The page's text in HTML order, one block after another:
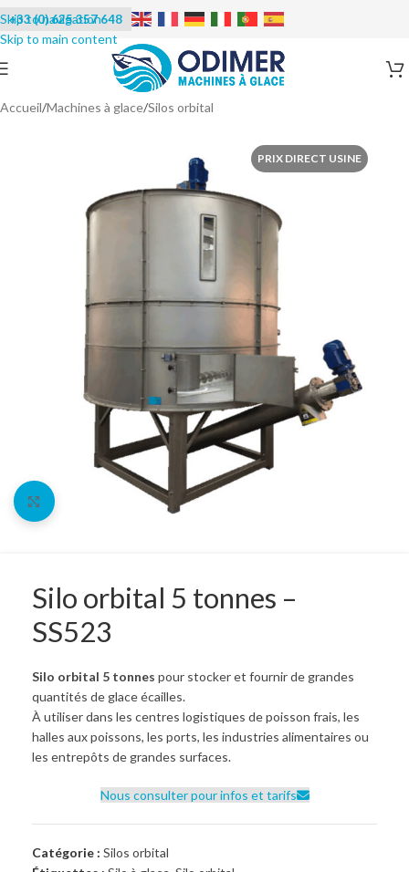
Crédit | Leasing | LOA
connaître les modalités, contactez-nouspar email
par téléphone au 06 25 35 76 48.
+33 (0) 625 357 648
Accueil/Machines à glace/Silos orbital
PRIX DIRECT USINE
Agrandir l'image
Silo orbital 5 tonnes –
SS523
Silo orbital 5 tonnes pour stocker et fournir de grandes
quantités de glace écailles.
À utiliser dans les centres logistiques de poisson frais, les
halles aux poissons, les ports, les industries alimentaires ou
les entrepôts de grandes surfaces.
Nous consulter pour infos et tarifs
Catégorie : Silos orbital